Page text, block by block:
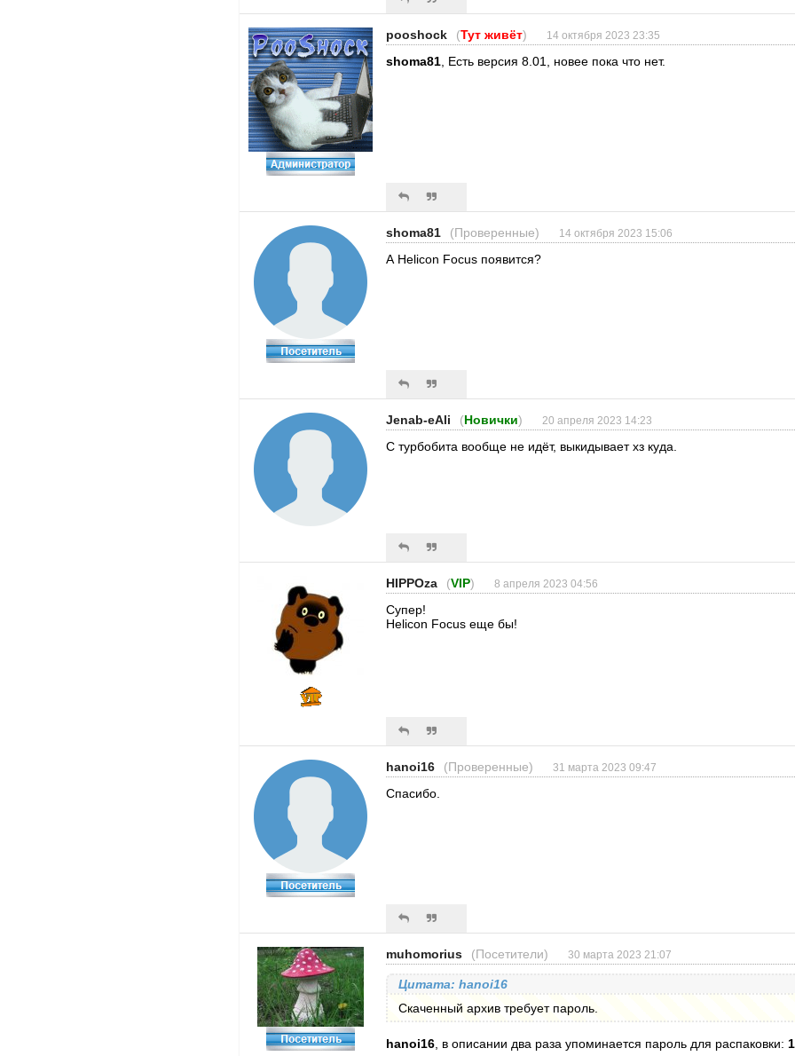
pooshock (Тут живёт) 14 октября 2023 23:35
shoma81, Есть версия 8.01, новее пока что нет.
shoma81 (Проверенные) 14 октября 2023 15:06
А Helicon Focus появится?
Jenab-eAli (Новички) 20 апреля 2023 14:23
С турбобита вообще не идёт, выкидывает хз куда.
HIPPOza (VIP) 8 апреля 2023 04:56
Супер!
Helicon Focus еще бы!
hanoi16 (Проверенные) 31 марта 2023 09:47
Спасибо.
muhomorius (Посетители) 30 марта 2023 21:07
Цитата: hanoi16
Скаченный архив требует пароль.
hanoi16 , в описании два раза упоминается пароль для распаковки: 1